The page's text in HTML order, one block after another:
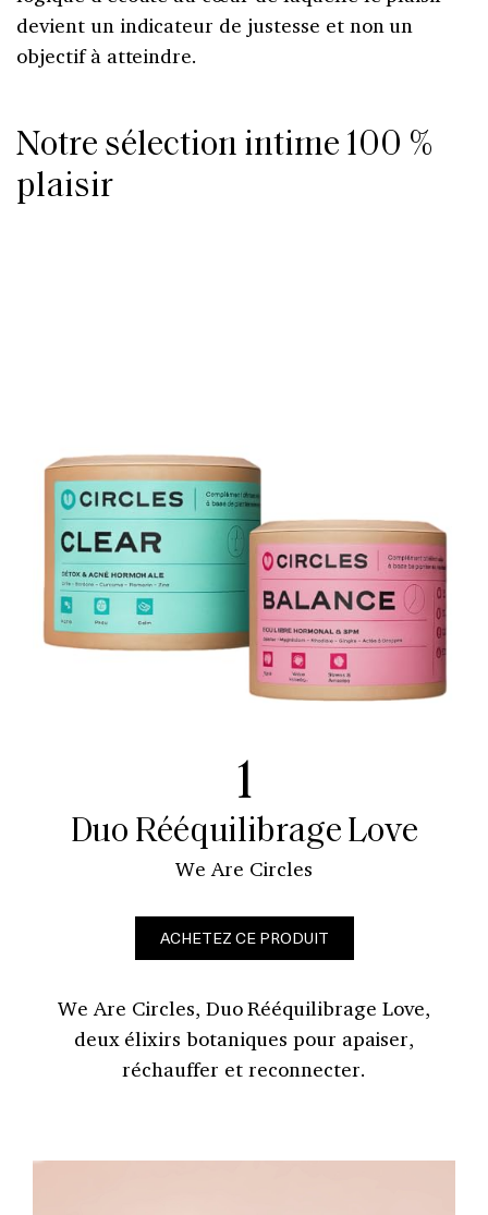
devient un indicateur de justesse et non un
objectif à atteindre.
Notre sélection intime 100 %
plaisir
1
Duo Rééquilibrage Love
We Are Circles
ACHETEZ CE PRODUIT
We Are Circles, Duo Rééquilibrage Love,
deux élixirs botaniques pour apaiser,
réchauffer et reconnecter.